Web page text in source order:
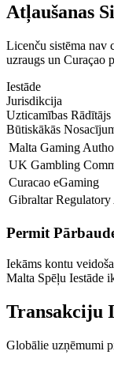
Atļaušanas
Licenču sistēma nav
uzraugs un Curaçao
Iestāde
Jurisdikcija
Uzticamības Rādītājs
Būtiskākās
Malta Gaming
UK Gambling
Curacao eGaming
Gibraltar
Permit
Iekāms kontu
Malta Spēļu Iestāde
Transakciju
Globālie uzņēmumi